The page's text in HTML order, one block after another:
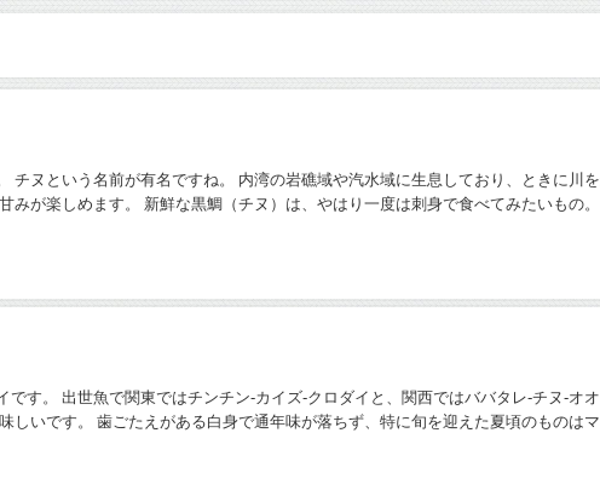
チヌという名前が有名ですね。 内湾の岩礁域や汽水域に生息しており、ときに川
みが楽しめます。 新鮮な黒鯛（チヌ）は、やはり一度は刺身で食べてみたいもの
す。 出世魚で関東ではチンチン-カイズ-クロダイと、関西ではババタレ-チヌ-オ
いです。 歯ごたえがある白身で通年味が落ちず、特に旬を迎えた夏頃のものは